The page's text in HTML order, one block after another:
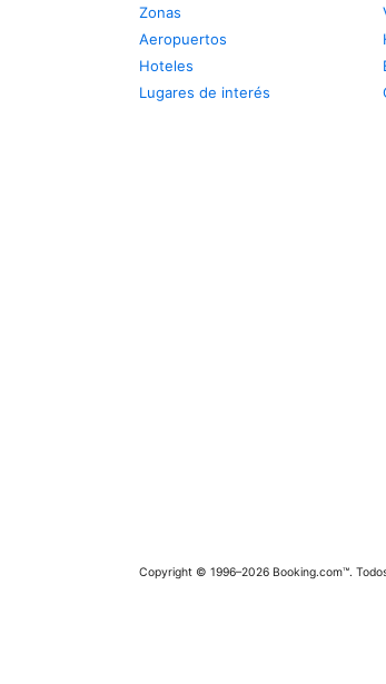
Zonas
Aeropuertos
Hoteles
Lugares de interés
Copyright © 1996–2026 Booking.com™.